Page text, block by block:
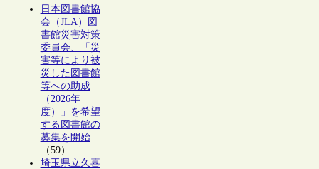
日本図書館協
会（JLA）図
書館災害対策
委員会、「災
害等により被
災した図書館
等への助成
（2026年
度）」を希望
する図書館の
募集を開始
（59）
埼玉県立久喜